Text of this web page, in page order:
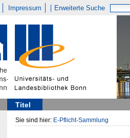
Impressum Erweiterte Suche
Titel
Sie sind hier: E-Pflicht-Sammlung